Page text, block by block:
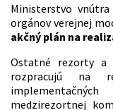
Ministerstvo
orgánov verejnej
akčný plán na
Ostatné rezorty a
rozpracujú na
medzirezortnej